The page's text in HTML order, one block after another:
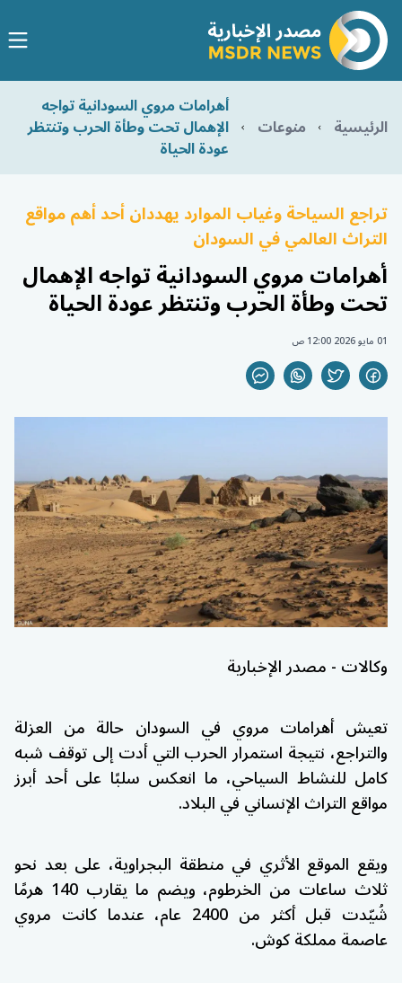
الرئيسية منوعات
أهرامات مروي السودانية تواجه
الإهمال تحت وطأة الحرب وتنتظر
عودة الحياة
تراجع السياحة وغياب الموارد يهددان أحد أهم مواقع
التراث العالمي في السودان
أهرامات مروي السودانية تواجه الإهمال
تحت وطأة الحرب وتنتظر عودة الحياة
01 مايو 2026 12:00 ص
وكالات - مصدر الإخبارية
تعيشأهرامات مروي في السودان حالة من العزلة
والتراجع، نتيجة استمرار الحرب التي أدت إلى توقف شبه
كامل للنشاط السياحي، ما انعكس سلبًا على أحد أبرز
مواقع التراث الإنساني في البلاد.
ويقع الموقع الأثري في منطقة البجراوية، على بعد نحو
ثلاث ساعات من الخرطوم ، ويضم ما يقارب 140 هرمًا
شُيّدت قبل أكثر من 2400 عام، عندما كانت مروي
عاصمةمملكة كوش.